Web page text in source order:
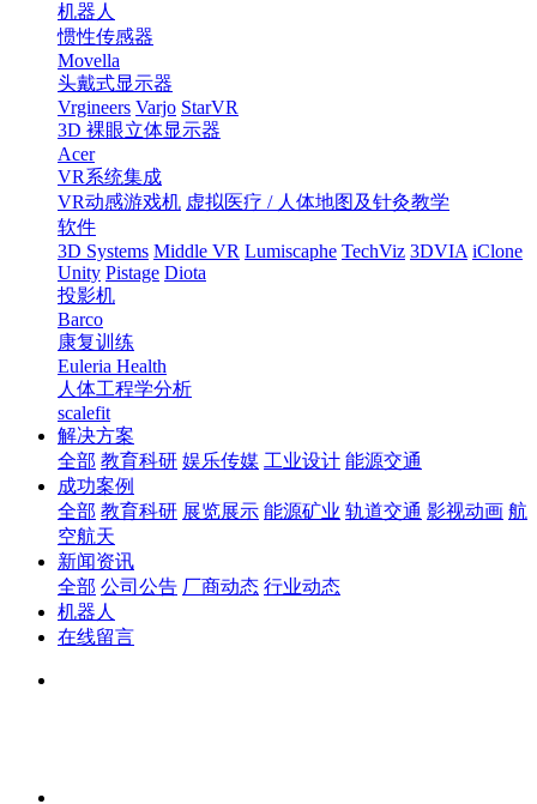
机器人
惯性传感器
Movella
头戴式显示器
Vrgineers Varjo StarVR
3D 裸眼立体显示器
Acer
VR系统集成
VR动感游戏机 虚拟医疗 / 人体地图及针灸教学
软件
3D Systems Middle VR Lumiscaphe TechViz 3DVIA iClone
Unity Pistage Diota
投影机
Barco
康复训练
Euleria Health
人体工程学分析
scalefit
解决方案
全部 教育科研 娱乐传媒 工业设计 能源交通
成功案例
全部 教育科研 展览展示 能源矿业 轨道交通 影视动画 航
空航天
新闻资讯
全部 公司公告 厂商动态 行业动态
机器人
在线留言